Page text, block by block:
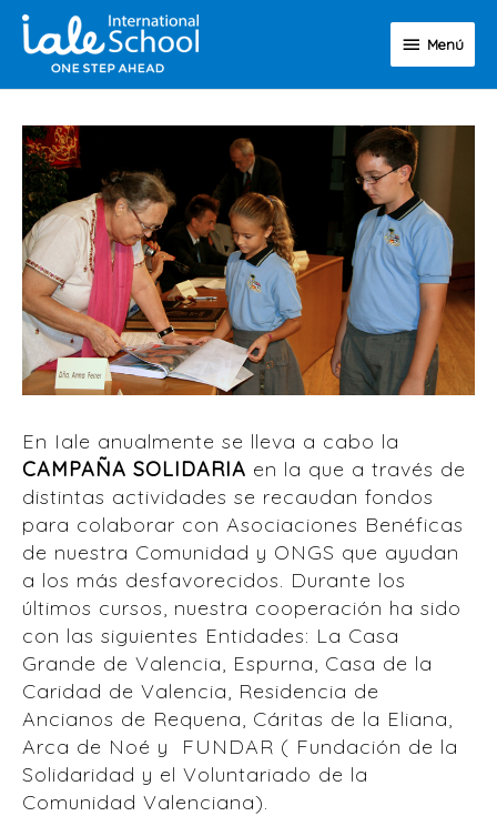
contenido
Menú
En Iale anualmente se lleva a cabo la
CAMPAÑA SOLIDARIA en la que a través de
distintas actividades se recaudan fondos
para colaborar con Asociaciones Benéficas
de nuestra Comunidad y ONGS que ayudan
a los más desfavorecidos. Durante los
últimos cursos, nuestra cooperación ha sido
con las siguientes Entidades: La Casa
Grande de Valencia, Espurna, Casa de la
Caridad de Valencia, Residencia de
Ancianos de Requena, Cáritas de la Eliana,
Arca de Noé y FUNDAR ( Fundación de la
Solidaridad y el Voluntariado de la
Comunidad Valenciana).